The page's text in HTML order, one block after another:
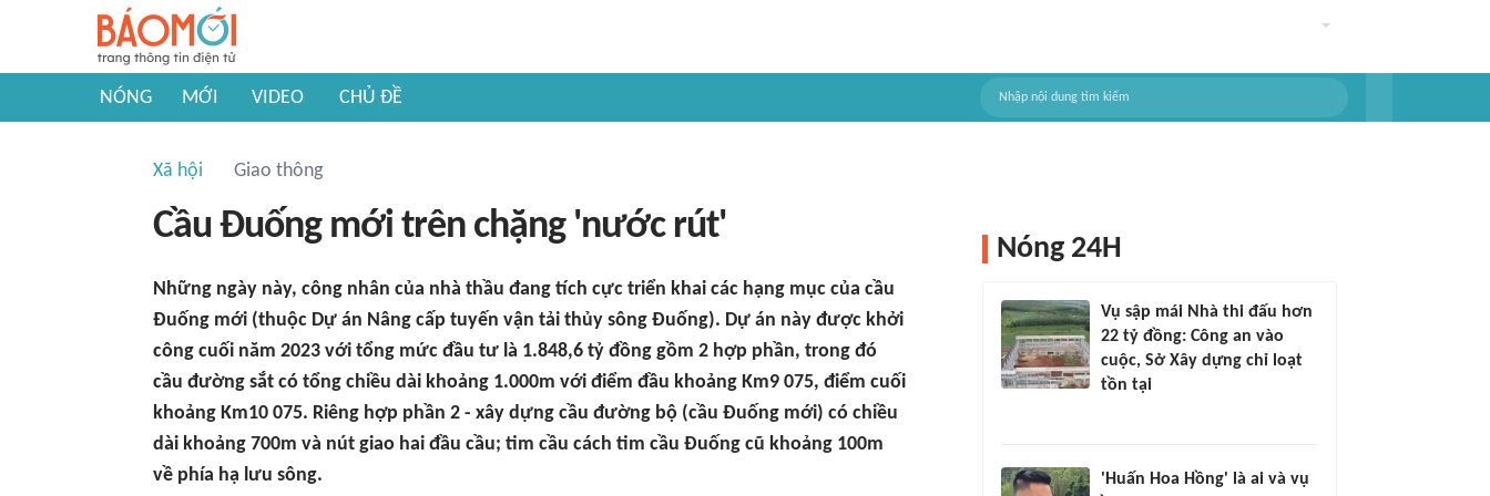
NÓNG MỚI VIDEO CHỦ ĐỀ
Xã hội Giao thông
Cầu Đuống mới trên chặng 'nước rút'
Những ngày này, công nhân của nhà thầu đang tích cực triển khai các hạng mục của cầu
Đuống mới (thuộc Dự án Nâng cấp tuyến vận tải thủy sông Đuống). Dự án này được khởi
công cuối năm 2023 với tổng mức đầu tư là 1.848,6 tỷ đồng gồm 2 hợp phần, trong đó
cầu đường sắt có tổng chiều dài khoảng 1.000m với điểm đầu khoảng Km9 075, điểm cuối
khoảng Km10 075. Riêng hợp phần 2 - xây dựng cầu đường bộ (cầu Đuống mới) có chiều
dài khoảng 700m và nút giao hai đầu cầu; tim cầu cách tim cầu Đuống cũ khoảng 100m
về phía hạ lưu sông.
Nóng 24H
Vụ sập mái Nhà thi đấu hơn
22 tỷ đồng: Công an vào
cuộc, Sở Xây dựng chỉ loạt
tồn tại
'Huấn Hoa Hồng' là ai và vụ